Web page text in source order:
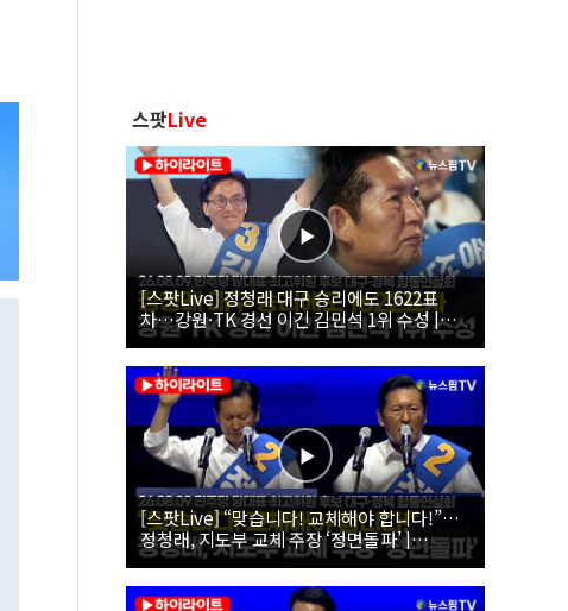
스팟Live
[스팟Live] 정청래 대구 승리에도 1622표
차…강원·TK 경선 이긴 김민석 1위 수성 |
26.08.09 더불어민주당 당대표·최고위원 후
보 대구·경북 합동연설회
[스팟Live] “맞습니다! 교체해야 합니다!”…
정청래, 지도부 교체 주장 ‘정면돌파’ |
26.08.09 더불어민주당 당대표·최고위원 후
보 대구·경북 합동연설회